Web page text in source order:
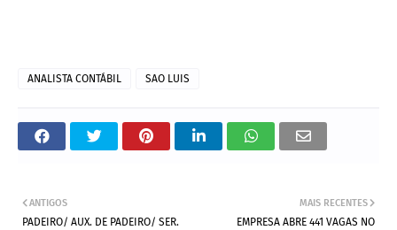
ANALISTA CONTÁBIL SAO LUIS
MAIS RECENTES
EMPRESA ABRE 441 VAGAS NO
ANTIGOS
PADEIRO/ AUX. DE PADEIRO/ SER.